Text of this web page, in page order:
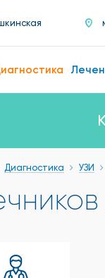
Диагностика УЗИ